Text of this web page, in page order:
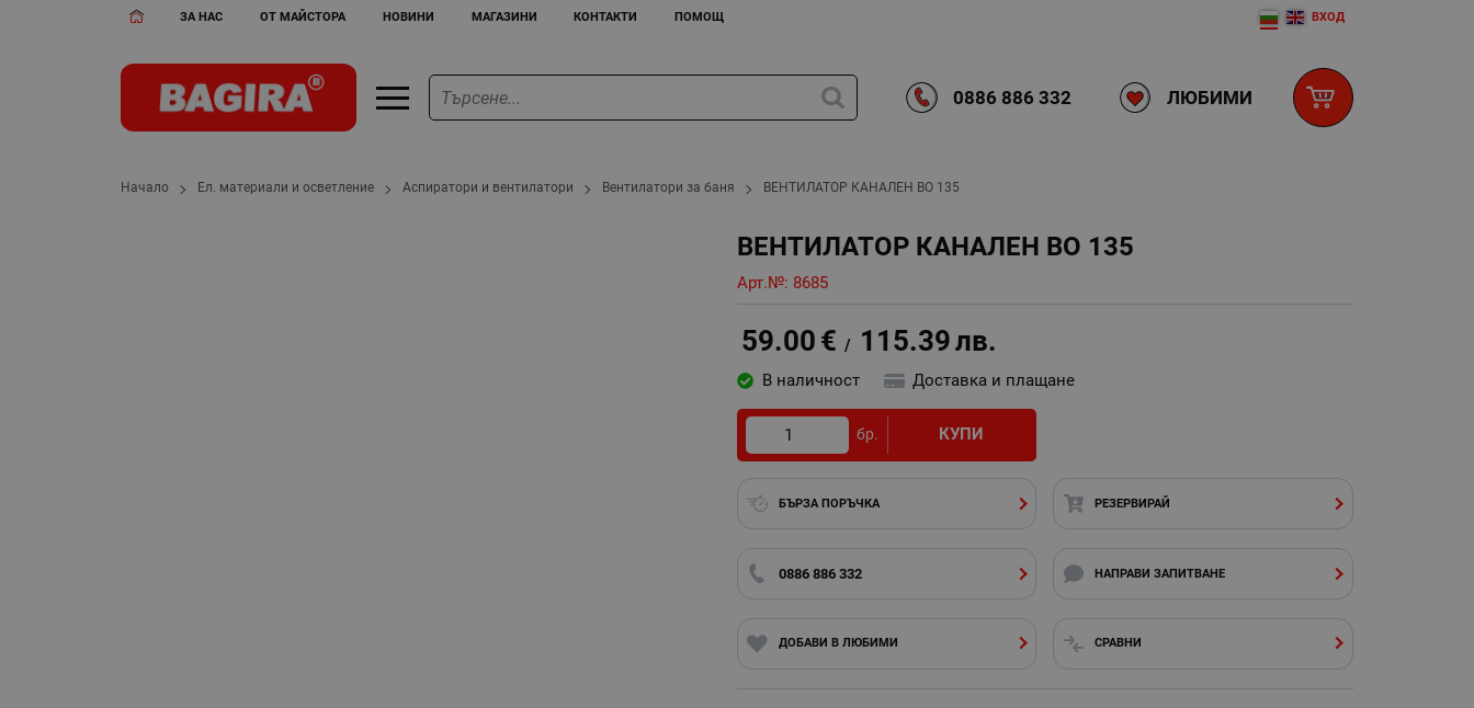
ЗА НАС ОТ МАЙСТОРА НОВИНИ МАГАЗИНИ КОНТАКТИ ПОМОЩ ВХОД
0886 886 332 ЛЮБИМИ
Начало Ел. материали и осветление Аспиратори и вентилатори Вентилатори за баня ВЕНТИЛАТОР КАНАЛЕН ВО 135
ВЕНТИЛАТОР КАНАЛЕН ВО 135
Арт.№: 8685
59.00 € / 115.39лв.
В наличност Доставка и плащане
бр. КУПИ
БЪРЗА ПОРЪЧКА РЕЗЕРВИРАЙ
0886 886 332 НАПРАВИ ЗАПИТВАНЕ
ДОБАВИ В ЛЮБИМИ СРАВНИ